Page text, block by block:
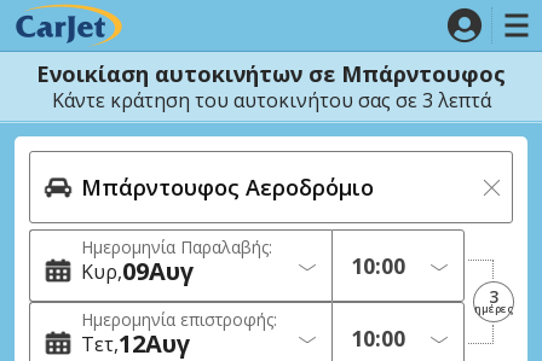
Ενοικίαση αυτοκινήτων σε Μπάρντουφος
Κάντε κράτηση του αυτοκινήτου σας σε 3 λεπτά
Ημερομηνία Παραλαβής:
Κυρ 09Αυγ
Ημερομηνία επιστροφής:
Τετ 12Αυγ
3
ημέρες